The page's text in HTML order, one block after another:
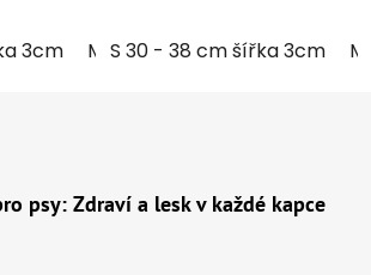
3cm M 35 - 46 cm šířka 3cm
S 30 - 38 cm šířka 3cm
psy: Zdraví a lesk v každé kapce